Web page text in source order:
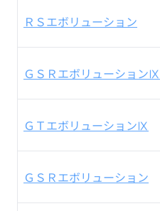
ＲＳエボリューション
ＧＳＲエボリューションⅨ
ＧＴエボリューションⅨ
ＧＳＲエボリューション